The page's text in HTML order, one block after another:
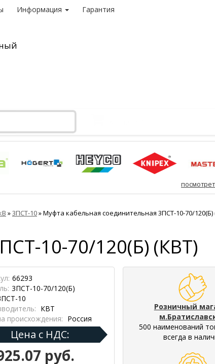
Информация Гарантия
»3ПСТ-10»Муфта кабельная соединительная 3ПСТ-10-70/120(Б)
10-70/120(Б) (КВТ)
66293
3ПСТ-10-70/120(Б)
10
КВТ
происхождения: Россия
Цена с НДС:
руб.
Розничный
500 наименований
всегда в